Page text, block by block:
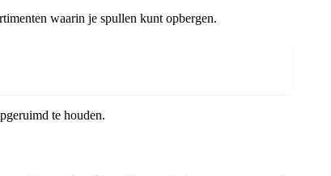
waarin je spullen kunt opbergen.
te houden.